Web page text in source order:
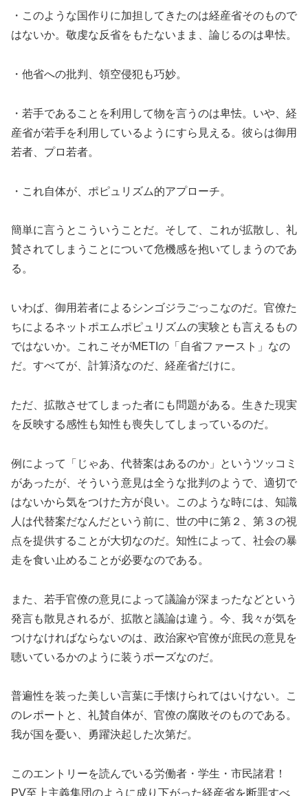
・このような国作りに加担してきたのは経産省そのもので
はないか。敬虔な反省をもたないまま、論じるのは卑怯。
・他省への批判、領空侵犯も巧妙。
・若手であることを利用して物を言うのは卑怯。いや、経
産省が若手を利用しているようにすら見える。彼らは御用
若者、プロ若者。
・これ自体が、ポピュリズム的アプローチ。
簡単に言うとこういうことだ。そして、これが拡散し、礼
賛されてしまうことについて危機感を抱いてしまうのであ
る。
いわば、御用若者によるシンゴジラごっこなのだ。官僚た
ちによるネットポエムポピュリズムの実験とも言えるもの
ではないか。これこそがMETIの「自省ファースト」なの
だ。すべてが、計算済なのだ、経産省だけに。
ただ、拡散させてしまった者にも問題がある。生きた現実
を反映する感性も知性も喪失してしまっているのだ。
例によって「じゃあ、代替案はあるのか」というツッコミ
があったが、そういう意見は全うな批判のようで、適切で
はないから気をつけた方が良い。このような時には、知識
人は代替案だなんだという前に、世の中に第２、第３の視
点を提供することが大切なのだ。知性によって、社会の暴
走を食い止めることが必要なのである。
また、若手官僚の意見によって議論が深まったなどという
発言も散見されるが、拡散と議論は違う。今、我々が気を
つけなければならないのは、政治家や官僚が庶民の意見を
聴いているかのように装うポーズなのだ。
普遍性を装った美しい言葉に手懐けられてはいけない。こ
のレポートと、礼賛自体が、官僚の腐敗そのものである。
我が国を憂い、勇躍決起した次第だ。
このエントリーを読んでいる労働者・学生・市民諸君！
PV至上主義集団のように成り下がった経産省を断罪すべ